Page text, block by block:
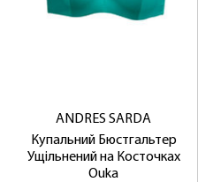
ANDRES SARDA
Купальний Бюстгальтер
Ущільнений на Косточках
Ouka